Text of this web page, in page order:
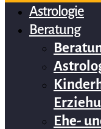
Astrologie
Beratung
Ehe-